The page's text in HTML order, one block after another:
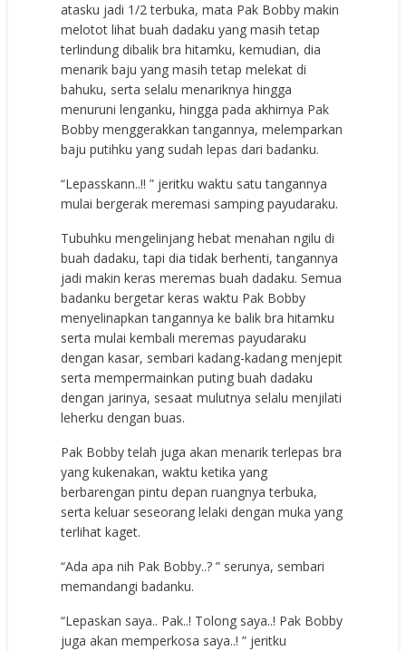
atasku jadi 1/2 terbuka, mata Pak Bobby makin
melotot lihat buah dadaku yang masih tetap
terlindung dibalik bra hitamku, kemudian, dia
menarik baju yang masih tetap melekat di
bahuku, serta selalu menariknya hingga
menuruni lenganku, hingga pada akhirnya Pak
Bobby menggerakkan tangannya, melemparkan
baju putihku yang sudah lepas dari badanku.
“Lepasskann..!! ” jeritku waktu satu tangannya
mulai bergerak meremasi samping payudaraku.
Tubuhku mengelinjang hebat menahan ngilu di
buah dadaku, tapi dia tidak berhenti, tangannya
jadi makin keras meremas buah dadaku. Semua
badanku bergetar keras waktu Pak Bobby
menyelinapkan tangannya ke balik bra hitamku
serta mulai kembali meremas payudaraku
dengan kasar, sembari kadang-kadang menjepit
serta mempermainkan puting buah dadaku
dengan jarinya, sesaat mulutnya selalu menjilati
leherku dengan buas.
Pak Bobby telah juga akan menarik terlepas bra
yang kukenakan, waktu ketika yang
berbarengan pintu depan ruangnya terbuka,
serta keluar seseorang lelaki dengan muka yang
terlihat kaget.
“Ada apa nih Pak Bobby..? ” serunya, sembari
memandangi badanku.
“Lepaskan saya.. Pak..! Tolong saya..! Pak Bobby
juga akan memperkosa saya..! ” jeritku